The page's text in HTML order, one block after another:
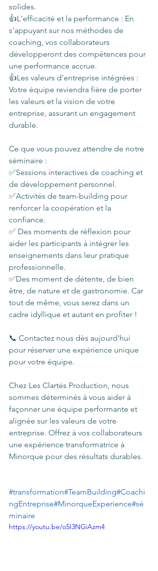
solides.
👍L'efficacité et la performance : En
s'appuyant sur nos méthodes de
coaching, vos collaborateurs
développeront des compétences pour
une performance accrue.
👍Les valeurs d'entreprise intégrées :
Votre équipe reviendra fière de porter
les valeurs et la vision de votre
entreprise, assurant un engagement
durable.
Ce que vous pouvez attendre de notre
séminaire :
✅Sessions interactives de coaching et
de développement personnel.
✅Activités de team-building pour
renforcer la coopération et la
confiance.
✅ Des moments de réflexion pour
aider les participants à intégrer les
enseignements dans leur pratique
professionnelle.
✅Des moment de détente, de bien
être, de nature et de gastronomie. Car
tout de même, vous serez dans un
cadre idyllique et autant en profiter !
📞 Contactez nous dès aujourd'hui
pour réserver une expérience unique
pour votre équipe.
Chez Les Clartés Production, nous
sommes déterminés à vous aider à
façonner une équipe performante et
alignée sur les valeurs de votre
entreprise. Offrez à vos collaborateurs
une expérience transformatrice à
Minorque pour des résultats durables.
#transformation#TeamBuilding#Coachi
ngEntreprise#MinorqueExperience#sé
minaire
https://youtu.be/o5I3NGiAzm4